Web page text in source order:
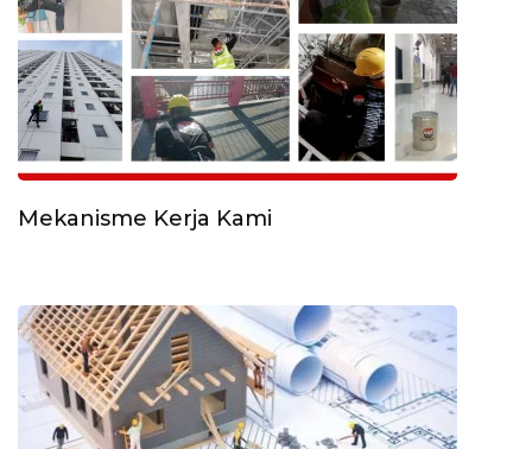
Mekanisme Kerja Kami